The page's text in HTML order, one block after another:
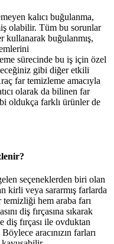
kalıcı buğulanma,
olabilir. Tüm bu sorunlar
kullanarak buğulanmış,
sürecinde bu iş için özel
gibi diğer etkili
far temizleme amacıyla
olarak da bilinen far
oldukça farklı ürünler de
seçeneklerden biri olan
kirli veya sararmış farlarda
hem araba farı
diş fırçasına sıkarak
fırçası ile ovduktan
aracınızın farları